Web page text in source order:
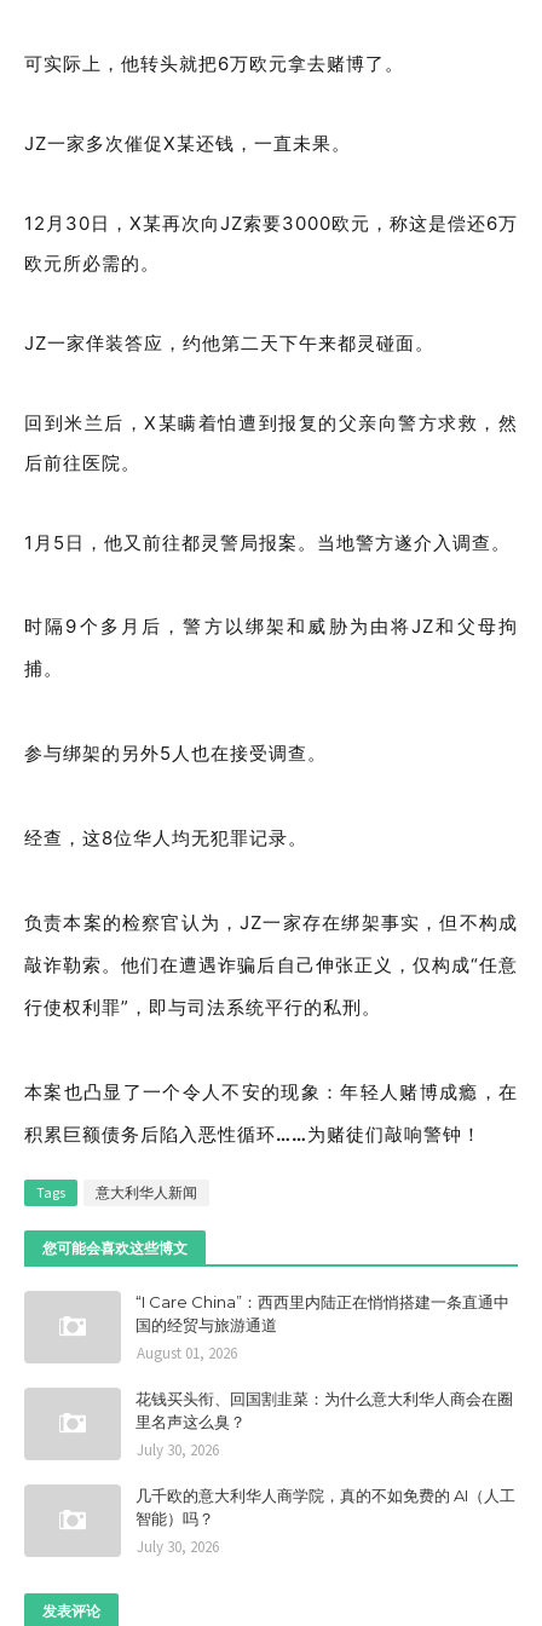
可实际上，他转头就把6万欧元拿去赌博了。
JZ一家多次催促X某还钱，一直未果。
12月30日，X某再次向JZ索要3000欧元，称这是偿还6万
欧元所必需的。
JZ一家佯装答应，约他第二天下午来都灵碰面。
回到米兰后，X某瞒着怕遭到报复的父亲向警方求救，然
后前往医院。
1月5日，他又前往都灵警局报案。 当地警方遂介入调查。
时隔9个多月后，警方以绑架和威胁为由将JZ和父母拘
捕。
参与绑架的另外5人也在接受调查。
经查，这8位华人均无犯罪记录。
负责本案的检察官认为，JZ一家存在绑架事实，但不构成
敲诈勒索。他们在遭遇诈骗后自己伸张正义，仅构成“任意
行使权利罪”，即与司法系统平行的私刑。
本案也凸显了一个令人不安的现象：年轻人赌博成瘾，在
积累巨额债务后陷入恶性循环……为赌徒们敲响警钟！
Tags 意大利华人新闻
您可能会喜欢这些博文
“I Care China”：西西里内陆正在悄悄搭建一条直通中
国的经贸与旅游通道
August 01, 2026
花钱买头衔、回国割韭菜：为什么意大利华人商会在圈
里名声这么臭？
July 30, 2026
几千欧的意大利华人商学院，真的不如免费的 AI（人工
智能）吗？
July 30, 2026
发表评论